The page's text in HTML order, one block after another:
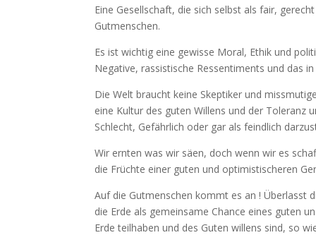
Eine Gesellschaft, die sich selbst als fair,
Gutmenschen.
Es ist wichtig eine gewisse Moral, Ethik und
Negative, rassistische Ressentiments und das
Die Welt braucht keine Skeptiker und
eine Kultur des guten Willens und der Toleranz
Schlecht, Gefährlich oder gar als feindlich
Wir ernten was wir säen, doch wenn wir es
die Früchte einer guten und optimistischeren
Auf die Gutmenschen kommt es an ! Überlasst
die Erde als gemeinsame Chance eines guten
Erde teilhaben und des Guten willens sind, so